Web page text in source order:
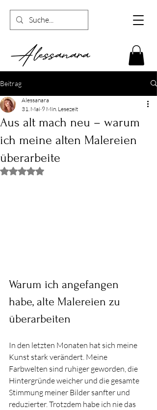
Beitrag
Aus alt mach neu – warum
ich meine alten Malereien
überarbeite
Alessanara
31. Mai 9 Min. Lesezeit
Mit NaN von 5 Sternen bewertet.
Warum ich angefangen
habe, alte Malereien zu
überarbeiten
In den letzten Monaten hat sich meine
Kunst stark verändert. Meine
Farbwelten sind ruhiger geworden, die
Hintergründe weicher und die gesamte
Stimmung meiner Bilder sanfter und
reduzierter. Trotzdem habe ich nie das